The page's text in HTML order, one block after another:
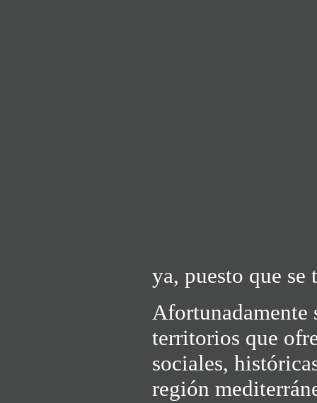
ya, puesto que
Afortunadamente
territorios que
sociales,
región